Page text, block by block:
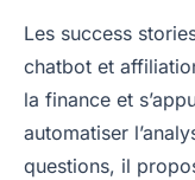
Les success
chatbot et
la finance et
automatiser
questions, il